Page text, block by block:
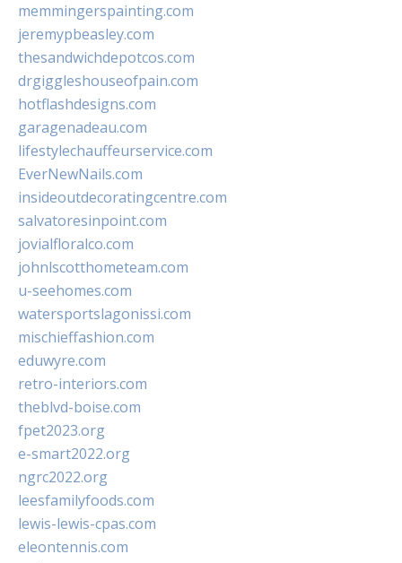
memmingerspainting.com
jeremypbeasley.com
thesandwichdepotcos.com
drgiggleshouseofpain.com
hotflashdesigns.com
garagenadeau.com
lifestylechauffeurservice.com
EverNewNails.com
insideoutdecoratingcentre.com
salvatoresinpoint.com
jovialfloralco.com
johnlscotthometeam.com
u-seehomes.com
watersportslagonissi.com
mischieffashion.com
eduwyre.com
retro-interiors.com
theblvd-boise.com
fpet2023.org
e-smart2022.org
ngrc2022.org
leesfamilyfoods.com
lewis-lewis-cpas.com
eleontennis.com